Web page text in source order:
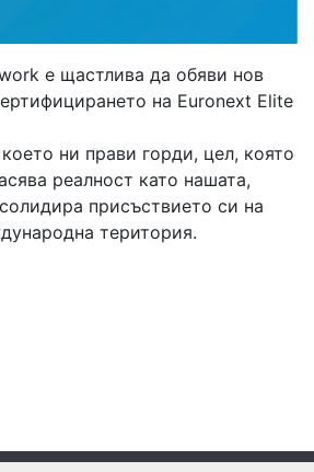
е щастлива да обяви нов
на Euronext Elite
ни прави горди, цел, която
реалност като нашата,
присъствието си на
територия.